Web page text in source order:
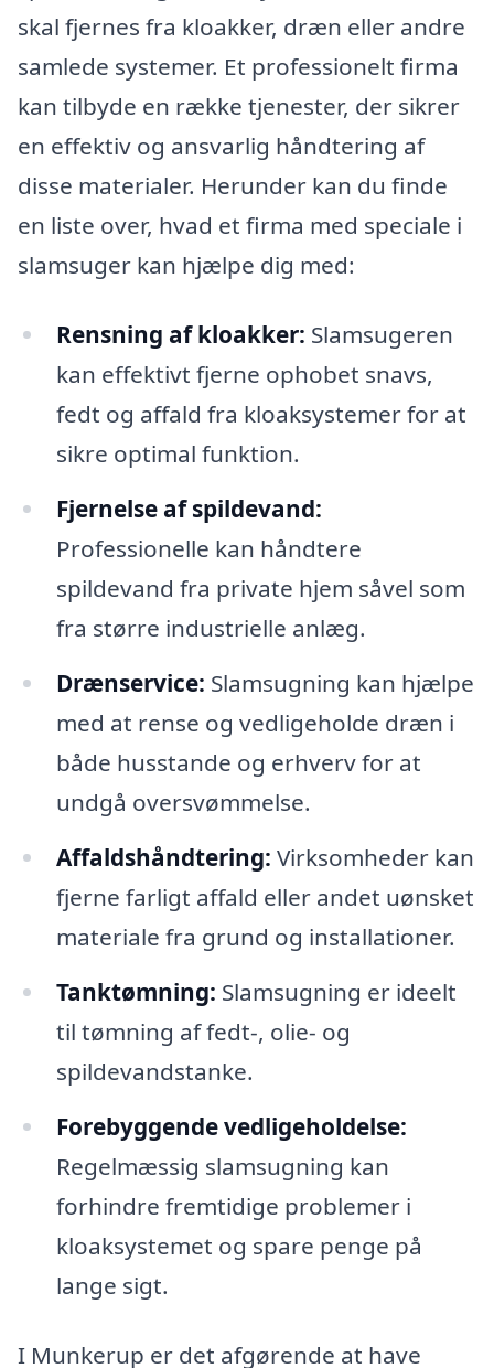
skal fjernes fra kloakker, dræn eller andre
samlede systemer. Et professionelt firma
kan tilbyde en række tjenester, der sikrer
en effektiv og ansvarlig håndtering af
disse materialer. Herunder kan du finde
en liste over, hvad et firma med speciale i
slamsuger kan hjælpe dig med:
Rensning af kloakker: Slamsugeren
kan effektivt fjerne ophobet snavs,
fedt og affald fra kloaksystemer for at
sikre optimal funktion.
Fjernelse af spildevand:
Professionelle kan håndtere
spildevand fra private hjem såvel som
fra større industrielle anlæg.
Drænservice: Slamsugning kan hjælpe
med at rense og vedligeholde dræn i
både husstande og erhverv for at
undgå oversvømmelse.
Affaldshåndtering: Virksomheder kan
fjerne farligt affald eller andet uønsket
materiale fra grund og installationer.
Tanktømning: Slamsugning er ideelt
til tømning af fedt-, olie- og
spildevandstanke.
Forebyggende vedligeholdelse:
Regelmæssig slamsugning kan
forhindre fremtidige problemer i
kloaksystemet og spare penge på
lange sigt.
I Munkerup er det afgørende at have